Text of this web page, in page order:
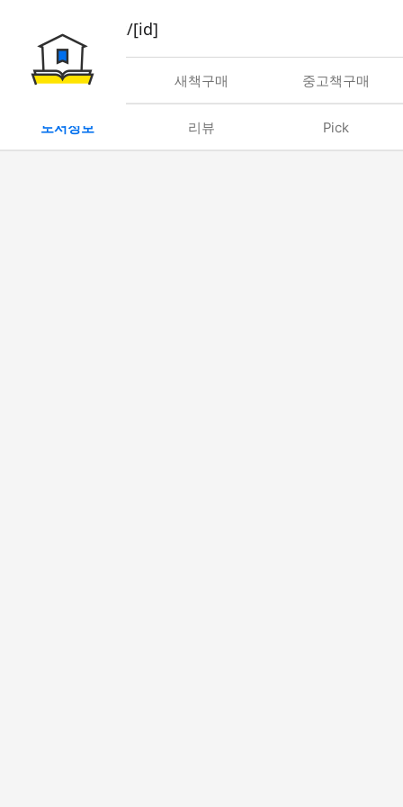
book/rent/[id]
대여 새책구매 중고책구매
도서정보 리뷰 Pick